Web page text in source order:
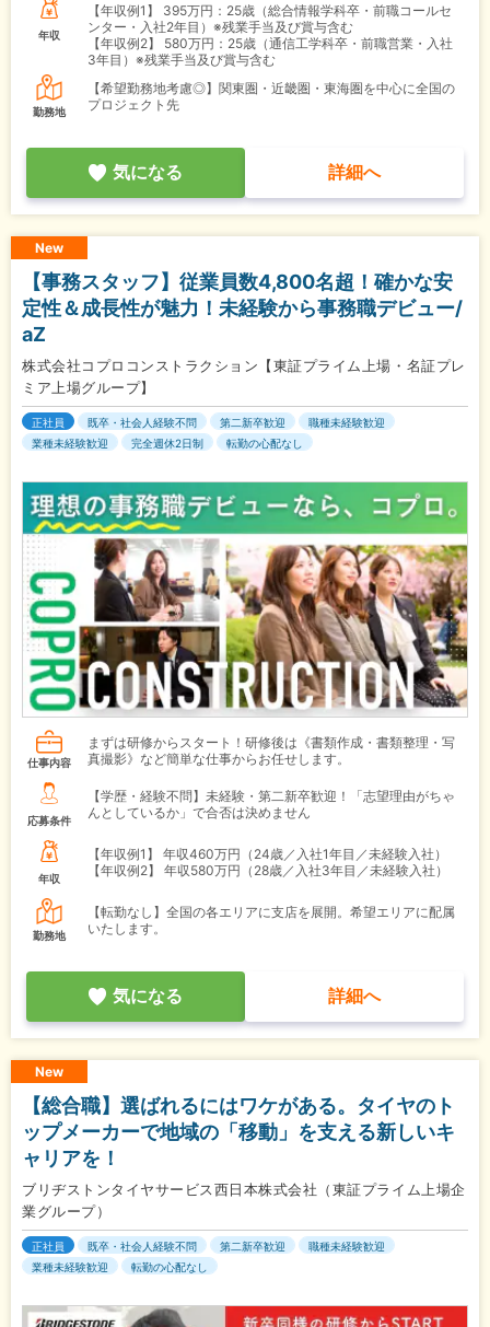
年収
【年収例1】
395万円：25歳（総合情報学科卒・前職コールセ
ンター・入社2年目）※残業手当及び賞与含む
【年収例2】
580万円：25歳（通信工学科卒・前職営業・入社
3年目）※残業手当及び賞与含む
勤務地
【希望勤務地考慮◎】関東圏・近畿圏・東海圏を中心に全国の
プロジェクト先
気になる 詳細へ
New
【事務スタッフ】従業員数4,800名超！確かな安
定性＆成長性が魅力！未経験から事務職デビュー/
aZ
株式会社コプロコンストラクション【東証プライム上場・名証プレ
ミア上場グループ】
正社員 既卒・社会人経験不問 第二新卒歓迎
職種未経験歓迎
業種未経験歓迎
完全週休2日制 転勤の心配なし
仕事内容
まずは研修からスタート！研修後は《書類作成・書類整理・写
真撮影》など簡単な仕事からお任せします。
応募条件
【学歴・経験不問】未経験・第二新卒歓迎！「志望理由がちゃ
んとしているか」で合否は決めません
年収
【年収例1】
年収460万円（24歳／入社1年目／未経験入社）
【年収例2】
年収580万円（28歳／入社3年目／未経験入社）
勤務地
【転勤なし】全国の各エリアに支店を展開。希望エリアに配属
いたします。
気になる 詳細へ
New
【総合職】選ばれるにはワケがある。タイヤのト
ップメーカーで地域の「移動」を支える新しいキ
ャリアを！
ブリヂストンタイヤサービス西日本株式会社（東証プライム上場企
業グループ）
正社員 既卒・社会人経験不問 第二新卒歓迎
職種未経験歓迎
業種未経験歓迎
転勤の心配なし